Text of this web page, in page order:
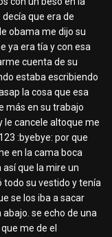
que era de
obama me dijo su
ya era tía y con esa
cuenta de su
estaba escribiendo
la cosa que esa
más en su trabajo
le cancele altoque me
:byebye: por que
en la cama boca
que la mire un
todo su vestido y tenía
se los iba a sacar
se echo de una
me de el